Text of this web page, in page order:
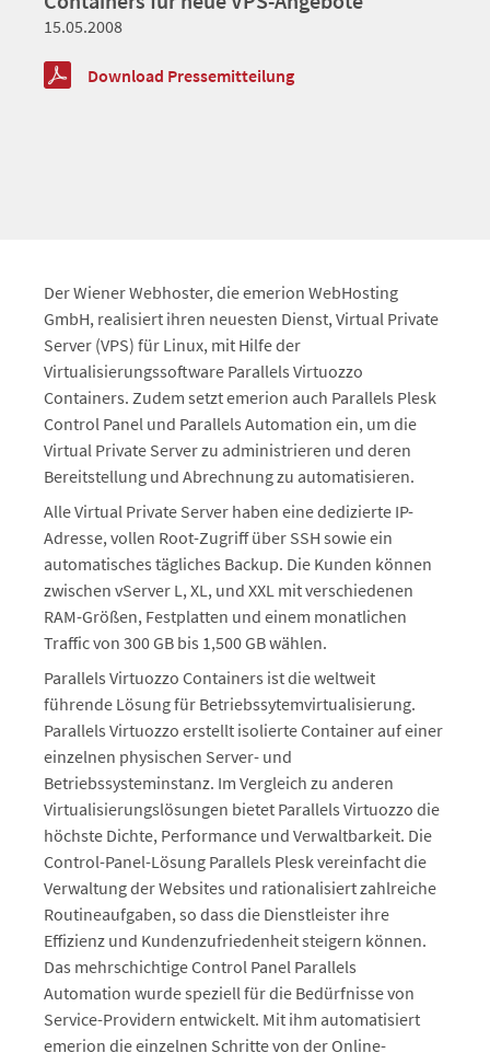
15.05.2008
Download Pressemitteilung
Der Wiener Webhoster, die emerion WebHosting
GmbH, realisiert ihren neuesten Dienst, Virtual Private
Server (VPS) für Linux, mit Hilfe der
Virtualisierungssoftware Parallels Virtuozzo
Containers. Zudem setzt emerion auch Parallels Plesk
Control Panel und Parallels Automation ein, um die
Virtual Private Server zu administrieren und deren
Bereitstellung und Abrechnung zu automatisieren.
Alle Virtual Private Server haben eine dedizierte IP-
Adresse, vollen Root-Zugriff über SSH sowie ein
automatisches tägliches Backup. Die Kunden können
zwischen vServer L, XL, und XXL mit verschiedenen
RAM-Größen, Festplatten und einem monatlichen
Traffic von 300 GB bis 1,500 GB wählen.
Parallels Virtuozzo Containers ist die weltweit
führende Lösung für Betriebssytemvirtualisierung.
Parallels Virtuozzo erstellt isolierte Container auf einer
einzelnen physischen Server- und
Betriebssysteminstanz. Im Vergleich zu anderen
Virtualisierungslösungen bietet Parallels Virtuozzo die
höchste Dichte, Performance und Verwaltbarkeit. Die
Control-Panel-Lösung Parallels Plesk vereinfacht die
Verwaltung der Websites und rationalisiert zahlreiche
Routineaufgaben, so dass die Dienstleister ihre
Effizienz und Kundenzufriedenheit steigern können.
Das mehrschichtige Control Panel Parallels
Automation wurde speziell für die Bedürfnisse von
Service-Providern entwickelt. Mit ihm automatisiert
emerion die einzelnen Schritte von der Online-